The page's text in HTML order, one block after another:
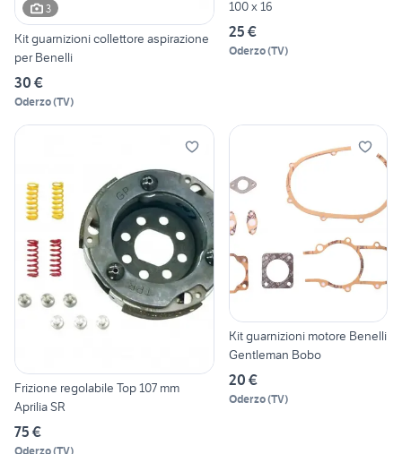
3
Kit guarnizioni collettore aspirazione
per Benelli
30 €
Oderzo(TV)
100 x 16
25 €
Oderzo(TV)
Frizione regolabile Top 107 mm
Aprilia SR
75 €
Oderzo(TV)
Kit guarnizioni motore Benelli
Gentleman Bobo
20 €
Oderzo(TV)